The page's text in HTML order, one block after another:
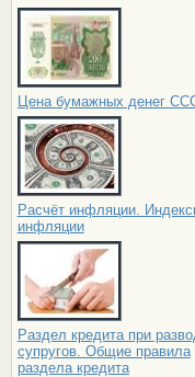
Цена бумажных денег
Расчёт инфляции.
инфляции
Раздел кредита при
супругов. Общие правила
раздела кредита